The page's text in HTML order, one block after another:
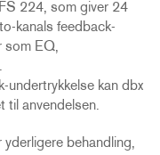
224, som giver 24
kanals feedback-
som EQ,
undertrykkelse kan dbx
til anvendelsen.
behandling,